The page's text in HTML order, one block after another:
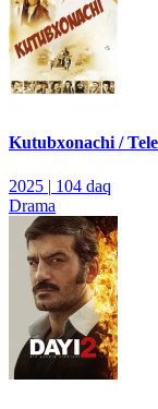
Kutubxonachi /
2025 | 104 daq
Drama